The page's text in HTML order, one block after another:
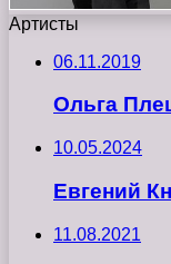
Артисты
06.11.2019
Ольга
10.05.2024
Евгений
11.08.2021